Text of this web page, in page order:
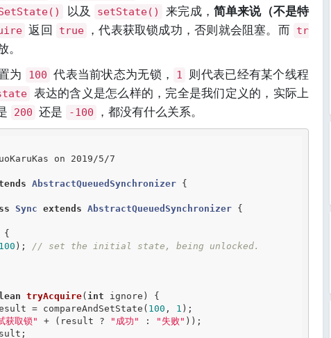
以及 setState() 来完成， 简单来说（不是特
返回 true ，代表获取锁成功，否则就会阻塞。而 tr
。
为 100 代表当前状态为无锁， 1
则代表已经有某个线程
表达的含义是怎么样的，完全是我们定义的，实际上
200 还是 -100 ，都没有什么关系。
AbstractQueuedSynchronizer {
Sync extends AbstractQueuedSynchronizer {
{
100 ); // set the initial state, being unlocked.
tryAcquire( int ignore) {
= compareAndSetState( 100 , 1 );
获取锁" + (result ? "成功" : "失败" ));